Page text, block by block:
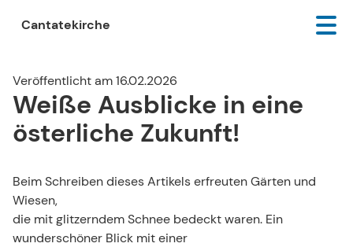
Cantatekirche
Veröffentlicht am 16.02.2026
Weiße Ausblicke in eine
österliche Zukunft!
Beim Schreiben dieses Artikels erfreuten Gärten und
Wiesen,
die mit glitzerndem Schnee bedeckt waren. Ein
wunderschöner Blick mit einer